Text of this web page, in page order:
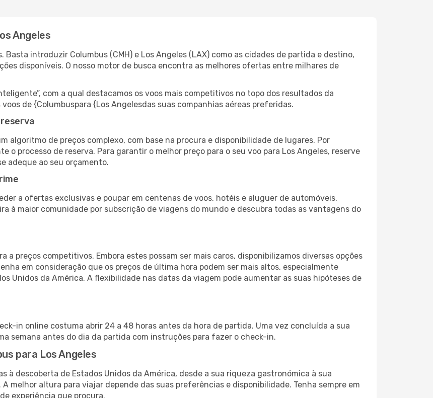
Angeles
Basta introduzir Columbus (CMH) e Los Angeles (LAX) como as cidades de partida e destino,
disponíveis. O nosso motor de busca encontra as melhores ofertas entre milhares de
com a qual destacamos os voos mais competitivos no topo dos resultados da
de {Columbuspara {Los Angelesdas suas companhias aéreas preferidas.
algoritmo de preços complexo, com base na procura e disponibilidade de lugares. Por
o processo de reserva. Para garantir o melhor preço para o seu voo para Los Angeles, reserve
adeque ao seu orçamento.
a ofertas exclusivas e poupar em centenas de voos, hotéis e aluguer de automóveis,
à maior comunidade por subscrição de viagens do mundo e descubra todas as vantagens do
a preços competitivos. Embora estes possam ser mais caros, disponibilizamos diversas opções
em consideração que os preços de última hora podem ser mais altos, especialmente
Unidos da América. A flexibilidade nas datas da viagem pode aumentar as suas hipóteses de
in online costuma abrir 24 a 48 horas antes da hora de partida. Uma vez concluída a sua
semana antes do dia da partida com instruções para fazer o check-in.
para Los Angeles
à descoberta de Estados Unidos da América, desde a sua riqueza gastronómica à sua
melhor altura para viajar depende das suas preferências e disponibilidade. Tenha sempre em
experiência que procura.